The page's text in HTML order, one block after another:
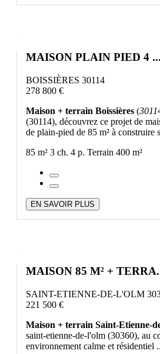
MAISON PLAIN PIED 4 ...
BOISSIÈRES 30114
278 800 €
Maison + terrain Boissières (
(30114), découvrez ce projet de
de plain-pied de 85 m² à construire
85 m² 3 ch. 4 p. Terrain 400 m²
EN SAVOIR PLUS
MAISON 85 M² +
SAINT-ETIENNE-DE-L'OLM
221 500 €
Maison + terrain Saint-Etienne-
saint-etienne-de-l'olm (30360), au
environnement calme et résidentiel